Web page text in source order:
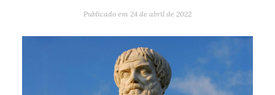
Publicado em 24 de abril de 2022